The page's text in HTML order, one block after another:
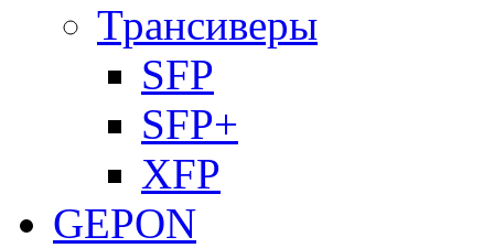
Трансиверы
SFP
SFP+
XFP
GEPON